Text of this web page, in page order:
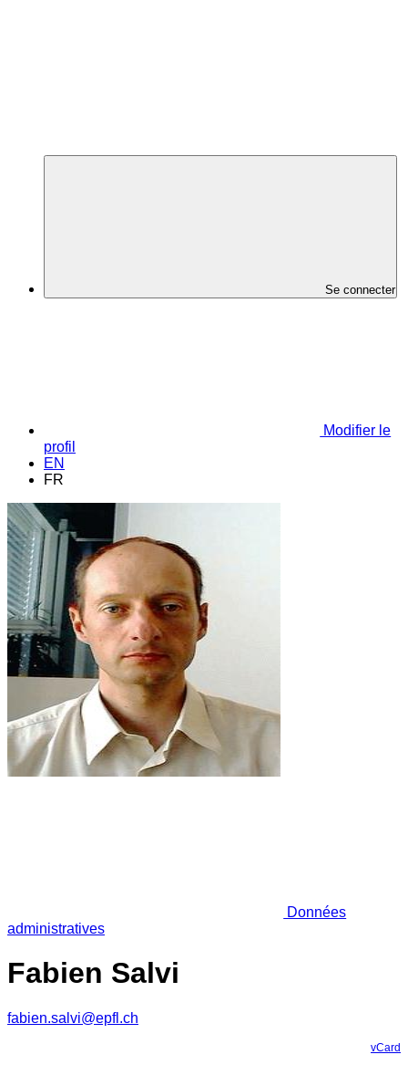
Se connecter
Modifier le
profil
EN
FR
Données
administratives
Fabien Salvi
fabien.salvi@epfl.ch
vCard